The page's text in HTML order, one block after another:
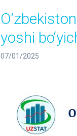
yoshi
07/01/2025